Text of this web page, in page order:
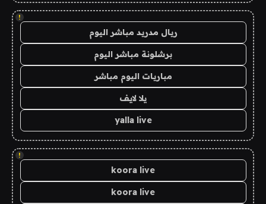
!
ريال مدريد مباشر اليوم
برشلونة مباشر اليوم
مباريات اليوم مباشر
يلا لايف
yalla live
!
koora live
koora live